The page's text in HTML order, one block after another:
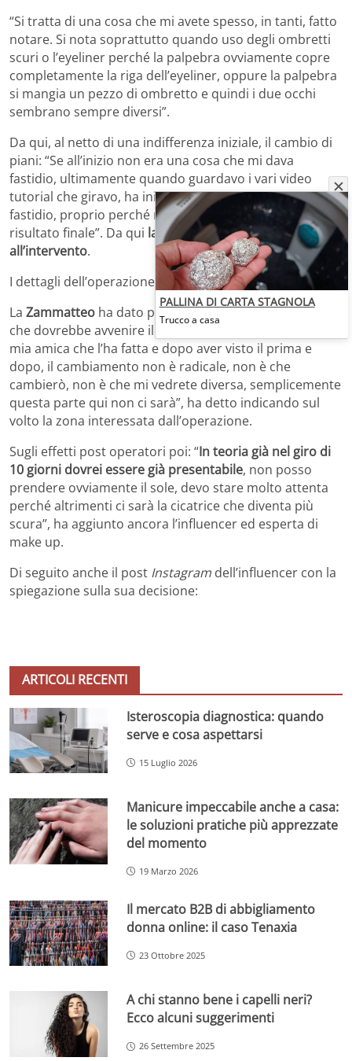
“Si tratta di una cosa che mi avete spesso, in tanti, fatto
notare. Si nota soprattutto quando uso degli ombretti
scuri o l’eyeliner perché la palpebra ovviamente copre
completamente la riga dell’eyeliner, oppure la palpebra
si mangia un pezzo di ombretto e quindi i due occhi
sembrano sempre diversi”.
Da qui, al netto di una indifferenza iniziale, il cambio di
piani: “Se all’inizio non era una cosa che mi dava
fastidio, ultimamente quando guardavo i vari video
tutorial che giravo, ha iniziato a darmi un po’ più
fastidio, proprio perché non ero mai soddisfatta del
risultato finale”. Da qui la scelta di sottoporsi
all’intervento.
I dettagli dell’operazione
La Zammatteo ha dato poi altri dettagli sull’intervento
che dovrebbe avvenire il prossimo 12 aprile: “C’è una
mia amica che l’ha fatta e dopo aver visto il prima e
dopo, il cambiamento non è radicale, non è che
cambierò, non è che mi vedrete diversa, semplicemente
questa parte qui non ci sarà”, ha detto indicando sul
volto la zona interessata dall’operazione.
Sugli effetti post operatori poi: “In teoria già nel giro di
10 giorni dovrei essere già presentabile, non posso
prendere ovviamente il sole, devo stare molto attenta
perché altrimenti ci sarà la cicatrice che diventa più
scura”, ha aggiunto ancora l’influencer ed esperta di
make up.
Di seguito anche il post Instagram dell’influencer con la
spiegazione sulla sua decisione:
ARTICOLI RECENTI
Isteroscopia diagnostica: quando
serve e cosa aspettarsi
15 Luglio 2026
Manicure impeccabile anche a casa:
le soluzioni pratiche più apprezzate
del momento
19 Marzo 2026
Il mercato B2B di abbigliamento
donna online: il caso Tenaxia
23 Ottobre 2025
A chi stanno bene i capelli neri?
Ecco alcuni suggerimenti
26 Settembre 2025
PALLINA DI CARTA STAGNOLA
Trucco a casa